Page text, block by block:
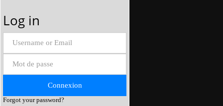
Log in
Forgot your password?